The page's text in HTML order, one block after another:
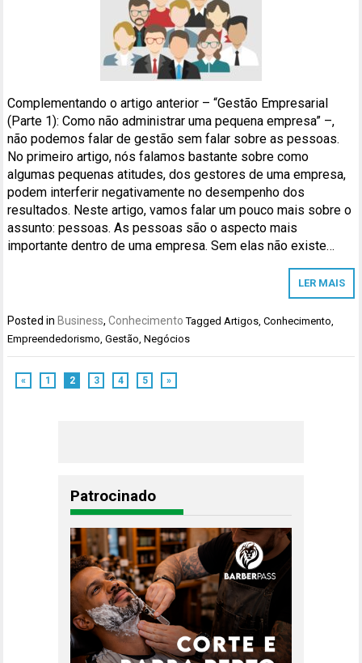
Complementando o artigo anterior – “Gestão Empresarial
(Parte 1): Como não administrar uma pequena empresa” –,
não podemos falar de gestão sem falar sobre as pessoas.
No primeiro artigo, nós falamos bastante sobre como
algumas pequenas atitudes, dos gestores de uma empresa,
podem interferir negativamente no desempenho dos
resultados. Neste artigo, vamos falar um pouco mais sobre o
assunto: pessoas. As pessoas são o aspecto mais
importante dentro de uma empresa. Sem elas não existe…
LER MAIS
Posted in Business,Conhecimento Tagged Artigos ,Conhecimento
Empreendedorismo ,Gestão ,Negócios
« 1 2 3 4 5 »
Patrocinado